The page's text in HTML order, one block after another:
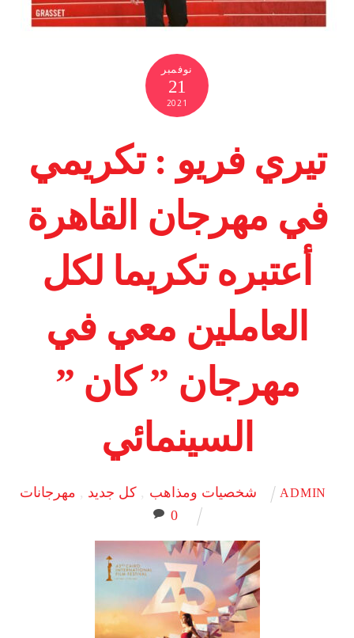
نوفمبر
21
2021
تيري فريو : تكريمي
في مهرجان القاهرة
أعتبره تكريما لكل
العاملين معي في
مهرجان ” كان ”
السينمائي
ADMIN شخصيات ومذاهب , كل جديد , مهرجانات
0